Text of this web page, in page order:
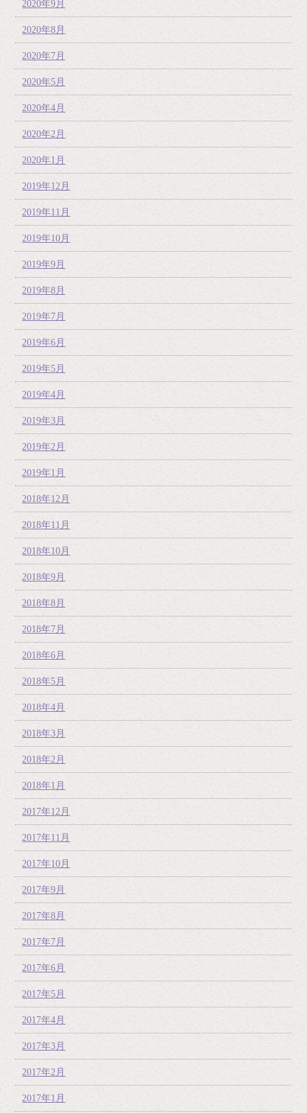
2020年9月
2020年8月
2020年7月
2020年5月
2020年4月
2020年2月
2020年1月
2019年12月
2019年11月
2019年10月
2019年9月
2019年8月
2019年7月
2019年6月
2019年5月
2019年4月
2019年3月
2019年2月
2019年1月
2018年12月
2018年11月
2018年10月
2018年9月
2018年8月
2018年7月
2018年6月
2018年5月
2018年4月
2018年3月
2018年2月
2018年1月
2017年12月
2017年11月
2017年10月
2017年9月
2017年8月
2017年7月
2017年6月
2017年5月
2017年4月
2017年3月
2017年2月
2017年1月